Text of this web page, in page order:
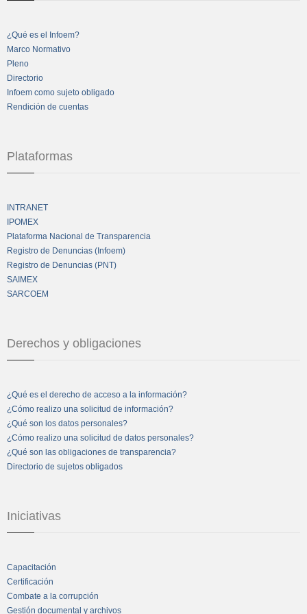
¿Qué es el Infoem?
Marco Normativo
Pleno
Directorio
Infoem como sujeto obligado
Rendición de cuentas
Plataformas
INTRANET
IPOMEX
Plataforma Nacional de Transparencia
Registro de Denuncias (Infoem)
Registro de Denuncias (PNT)
SAIMEX
SARCOEM
Derechos y obligaciones
¿Qué es el derecho de acceso a la información?
¿Cómo realizo una solicitud de información?
¿Qué son los datos personales?
¿Cómo realizo una solicitud de datos personales?
¿Qué son las obligaciones de transparencia?
Directorio de sujetos obligados
Iniciativas
Capacitación
Certificación
Combate a la corrupción
Gestión documental y archivos